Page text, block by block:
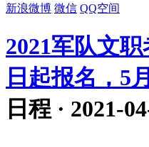
新浪微博 微信 QQ空间
2021军队文
日起报名，5
日程 · 2021-